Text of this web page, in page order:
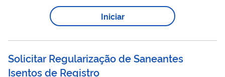
ser comercializado, sem necessidade de análise prévia da
Iniciar
Solicitar Regularização de Saneantes
Isentos de Registro